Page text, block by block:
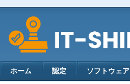
ホーム 認定 ソフトウェア